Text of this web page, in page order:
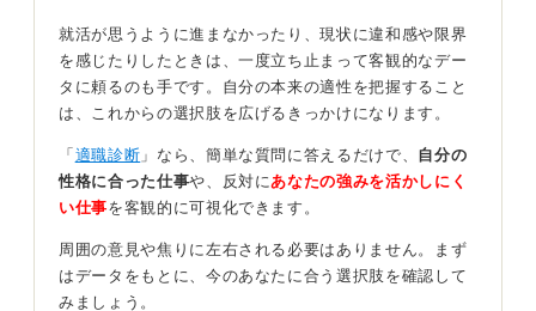
ずです。
他人との比較はNG！ SNSから距離をおいて心身の健
康を取り戻そう
つらい時期は、一時的にSNSから離れて他人と自分を比
べるのをやめ、しっかりと睡眠や食事をとり、軽い運動
をするなど、心と体の基本を整えることも非常に重要で
す。
そして最後に、これまでの自分の成功体験や頑張ってき
就活が思うように進まなかったり、現状に違和感や限界
を感じたりしたときは、一度立ち止まって客観的なデー
タに頼るのも手です。自分の本来の適性を把握すること
は、これからの選択肢を広げるきっかけになります。
「 適職診断 」なら、簡単な質問に答えるだけで、 自分の
性格に合った仕事や、反対に あなたの強みを活かしにく
い仕事を客観的に可視化できます。
周囲の意見や焦りに左右される必要はありません。まず
はデータをもとに、今のあなたに合う選択肢を確認して
みましょう。